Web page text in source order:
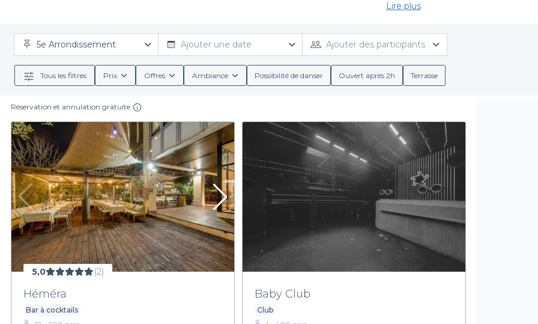
AvecPrivateaser, réserver un bar électro dans le 5e Arrondissement devient un jeu d’enfant. Notre
d’établissements, chacun proposant sa propre ambiance et son style musical. Que vous soyez fan de house, de
multitude d'offres adaptées à toutes vos envies. De plus, nous vous informons des conditions de réservation
En choisissant Privateaser, vous bénéficiez d'une multitude de services pour faciliter votre évènement. Vous aurez
menus de groupe sur mesure, incluant options culinaires variées, cocktails rafraîchissants et autres boissons. Notre
offres afin que votre expérience soit à la hauteur de vos attentes.
Ne laissez pas l'organisation de votre soirée vous décourager. Grâce à Privateaser, vous pouvez vous concentrer sur
un bar électro du 5e Arrondissement à Marseille. Explorez notre plateforme pour découvrir l’ensemble des lieux
Lire plus
5e Arrondissement Ajouter une date Ajouter des participants
Tous les filtres Prix Offres Ambiance Possibilité de danser Ouvert après 2h Terrasse
Réservation et annulation gratuite
5,0 (2)
Héméra
Bar à cocktails
Baby Club
Club